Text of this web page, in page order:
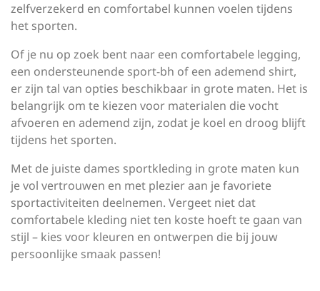
zelfverzekerd en comfortabel kunnen voelen tijdens
het sporten.
Of je nu op zoek bent naar een comfortabele legging,
een ondersteunende sport-bh of een ademend shirt,
er zijn tal van opties beschikbaar in grote maten. Het is
belangrijk om te kiezen voor materialen die vocht
afvoeren en ademend zijn, zodat je koel en droog blijft
tijdens het sporten.
Met de juiste dames sportkleding in grote maten kun
je vol vertrouwen en met plezier aan je favoriete
sportactiviteiten deelnemen. Vergeet niet dat
comfortabele kleding niet ten koste hoeft te gaan van
stijl – kies voor kleuren en ontwerpen die bij jouw
persoonlijke smaak passen!